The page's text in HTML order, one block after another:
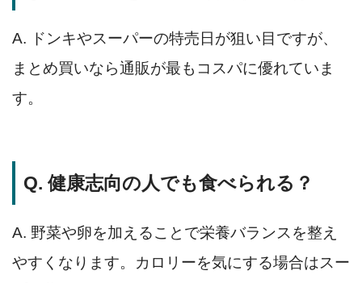
A. ドンキやスーパーの特売日が狙い目ですが、
まとめ買いなら通販が最もコスパに優れていま
す。
Q. 健康志向の人でも食べられる？
A. 野菜や卵を加えることで栄養バランスを整え
やすくなります。カロリーを気にする場合はスー